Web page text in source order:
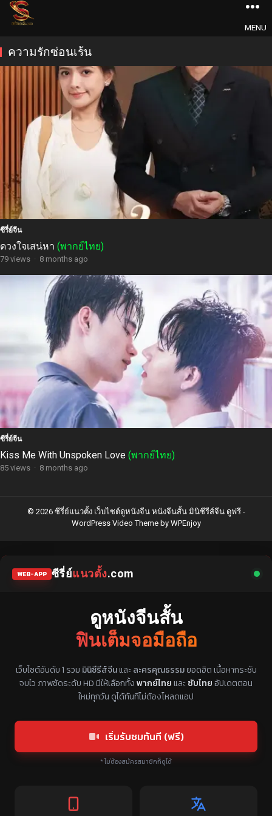
MENU
ความรักซ่อนเร้น
ซีรี่ย์จีน
ดวงใจเสน่หา (พากย์ไทย)
79 views · 8 months ago
ซีรี่ย์จีน
Kiss Me With Unspoken Love (พากย์ไทย)
85 views · 8 months ago
© 2026 ซีรี่ย์แนวตั้ง เว็บไซต์ดูหนังจีน หนังจีนสั้น มินิซีรีส์จีน ดูฟรี -
WordPress Video Themeby WPEnjoy
WEB-APP ซีรี่ย์แนวตั้ง.com
ดูหนังจีนสั้น
ฟินเต็มจอมือถือ
แหล่งรวมซีรี่ย์จีนแนวตั้ง พากย์ไทย ซับไทย
เว็บไซต์อันดับ 1 รวม มินิซีรีส์จีนและ ละครคุณธรรมยอดฮิต เนื้อหากระชับ
จบไว ภาพชัดระดับ HD มีให้เลือกทั้งพากย์ไทยและ ซับไทยอัปเดตตอน
ใหม่ทุกวัน ดูได้ทันทีไม่ต้องโหลดแอป
เริ่มรับชมทันที (ฟรี)
* ไม่ต้องสมัครสมาชิกก็ดูได้